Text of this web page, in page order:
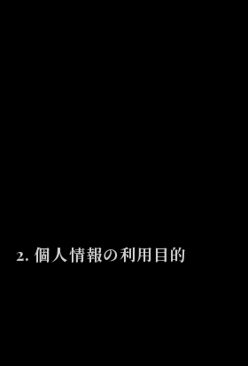
2. 個人情報の利用目的